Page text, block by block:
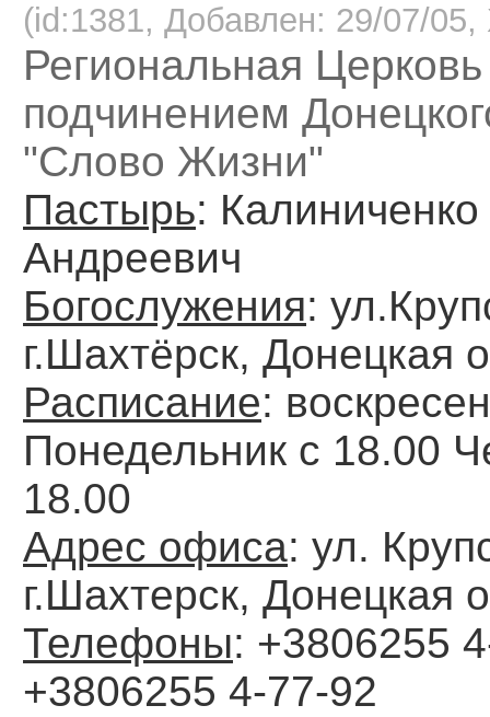
(id:1381, Добавлен: 29/07/05,
Региональная
подчинением
"Слово Жизни"
Пастырь:
Андреевич
Богослужения:
г.Шахтёрск, Донецкая
Расписание:
Понедельник с 18.00
18.00
Адрес офиса: ул.
г.Шахтерск, Донецкая
Телефоны: +3806255
+3806255 4-77-92